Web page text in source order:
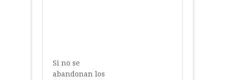
Si no se
abandonan los